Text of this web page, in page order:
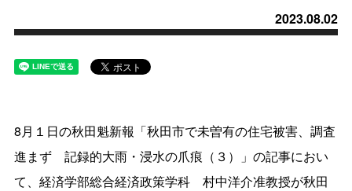
2023.08.02
8月１日の秋田魁新報「秋田市で未曽有の住宅被害、調査
進まず 記録的大雨・浸水の爪痕（３）」の記事におい
て、経済学部総合経済政策学科 村中洋介准教授が秋田